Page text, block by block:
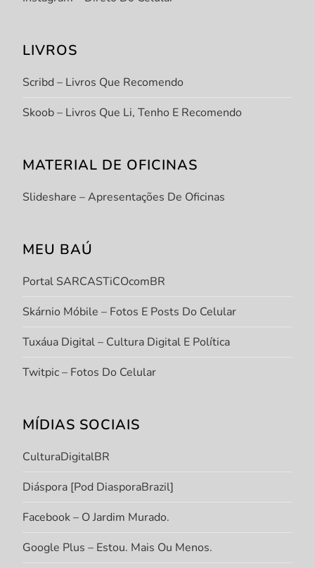
LIVROS
Scribd – Livros Que Recomendo
Skoob – Livros Que Li, Tenho E Recomendo
MATERIAL DE OFICINAS
Slideshare – Apresentações De Oficinas
MEU BAÚ
Portal SARCASTiCOcomBR
Skárnio Móbile – Fotos E Posts Do Celular
Tuxáua Digital – Cultura Digital E Política
Twitpic – Fotos Do Celular
MÍDIAS SOCIAIS
CulturaDigitalBR
Diáspora [Pod DiasporaBrazil]
Facebook – O Jardim Murado.
Google Plus – Estou. Mais Ou Menos.